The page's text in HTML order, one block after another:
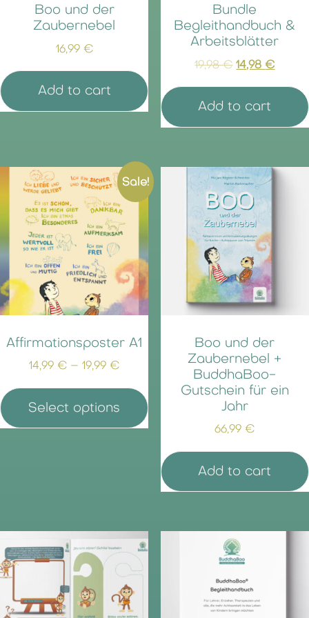
Boo und der
Zaubernebel
16,99 €
Add to cart
Bundle
Begleithandbuch &
Arbeitsblätter
19,98€ 14,98€
Add to cart
Sale!
Affirmationsposter A1
14,99€ –19,99€
Select options
Boo und der
Zaubernebel +
BuddhaBoo-
Gutschein für ein
Jahr
66,99€
Add to cart